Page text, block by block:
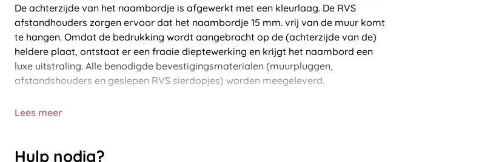
De achterzijde van het naambordje is afgewerkt met een kleurlaag. De RVS
afstandhouders zorgen ervoor dat het naambordje 15 mm. vrij van de muur komt
te hangen. Omdat de bedrukking wordt aangebracht op de (achterzijde van de)
heldere plaat, ontstaat er een fraaie dieptewerking en krijgt het naambord een
luxe uitstraling. Alle benodigde bevestigingsmaterialen (muurpluggen,
afstandshouders en geslepen RVS sierdopjes) worden meegeleverd.
Lees meer
Hulp nodig?